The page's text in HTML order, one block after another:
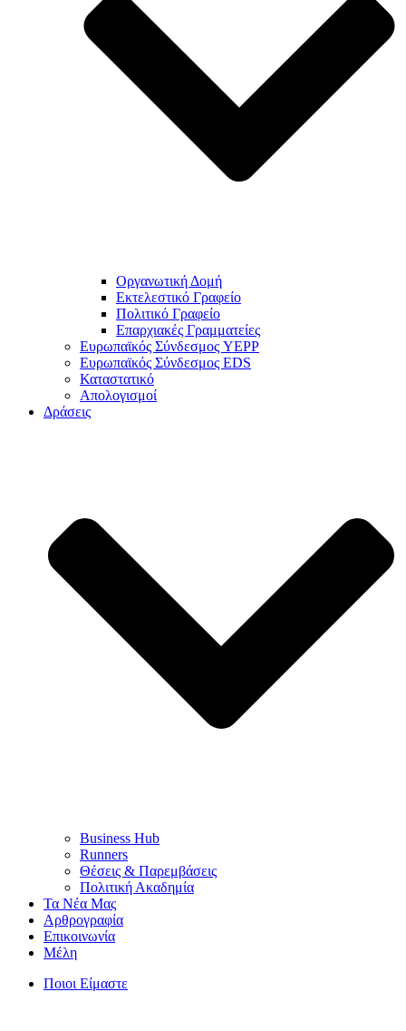
Οργανωτική Δομή
Εκτελεστικό Γραφείο
Πολιτικό Γραφείο
Επαρχιακές Γραμματείες
Ευρωπαϊκός Σύνδεσμος YEPP
Ευρωπαϊκός Σύνδεσμος EDS
Καταστατικό
Απολογισμοί
Δράσεις
Business Hub
Runners
Θέσεις & Παρεμβάσεις
Πολιτική Ακαδημία
Τα Νέα Μας
Αρθρογραφία
Επικοινωνία
Μέλη
Ποιοι Είμαστε